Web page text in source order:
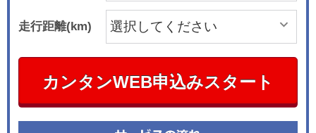
走行距離(km)
カンタンWEB申込みスタート